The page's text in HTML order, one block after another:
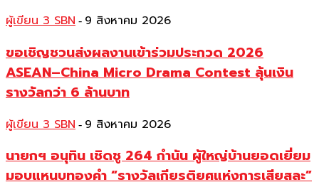
ผู้เขียน 3 SBN - 9 สิงหาคม 2026
ขอเชิญชวนส่งผลงานเข้าร่วมประกวด 2026
ASEAN–China Micro Drama Contest ลุ้นเงิน
รางวัลกว่า 6 ล้านบาท
ผู้เขียน 3 SBN - 9 สิงหาคม 2026
นายกฯ อนุทิน เชิดชู 264 กำนัน ผู้ใหญ่บ้านยอดเยี่ยม
มอบแหนบทองคำ “รางวัลเกียรติยศแห่งการเสียสละ”